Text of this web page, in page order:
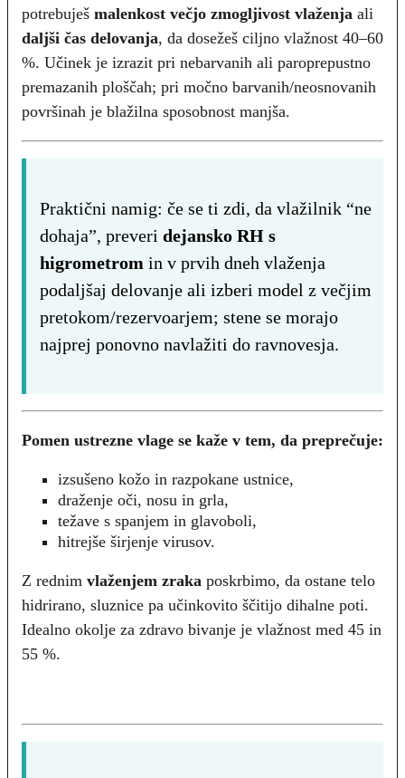
potrebuješ malenkost večjo zmogljivost vlaženja ali
daljši čas delovanja, da dosežeš ciljno vlažnost 40–60
%. Učinek je izrazit pri nebarvanih ali paroprepustno
premazanih ploščah; pri močno barvanih/neosnovanih
površinah je blažilna sposobnost manjša.
Praktični namig: če se ti zdi, da vlažilnik “ne
dohaja”, preveri dejansko RH s
higrometrom in v prvih dneh vlaženja
podaljšaj delovanje ali izberi model z večjim
pretokom/rezervoarjem; stene se morajo
najprej ponovno navlažiti do ravnovesja.
Pomen ustrezne vlage se kaže v tem, da preprečuje:
izsušeno kožo in razpokane ustnice,
draženje oči, nosu in grla,
težave s spanjem in glavoboli,
hitrejše širjenje virusov.
Z rednim vlaženjem zraka poskrbimo, da ostane telo
hidrirano, sluznice pa učinkovito ščitijo dihalne poti.
Idealno okolje za zdravo bivanje je vlažnost med 45 in
55 %.